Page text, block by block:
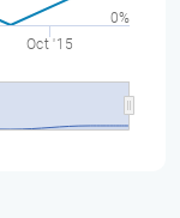
Oct '15
0%